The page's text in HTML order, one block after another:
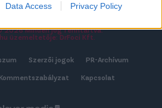
Data Access Privacy Policy
2026 Minden jog fenntartva.
üzemeltetője: DrFoci Kft.
Szerzői jogok PR-Archívum
Kommentszabályzat Kapcsolat